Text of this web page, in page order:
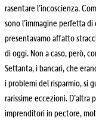
rasentare l’incoscienza.
sono l’immagine perfetta
presentavamo affatto
di oggi. Non a caso, però,
Settanta, i bancari, che
i problemi del risparmio, si
rarissime eccezioni.
imprenditori in pectore,